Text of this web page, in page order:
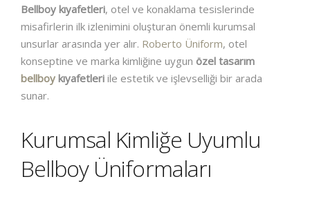
Bellboy kıyafetleri, otel ve konaklama tesislerinde
misafirlerin ilk izlenimini oluşturan önemli kurumsal
unsurlar arasında yer alır. Roberto Üniform, otel
konseptine ve marka kimliğine uygun özel tasarım
bellboy kıyafetleri ile estetik ve işlevselliği bir arada
sunar.
Kurumsal Kimliğe Uyumlu
Bellboy Üniformaları